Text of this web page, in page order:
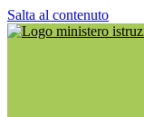
Salta al contenuto